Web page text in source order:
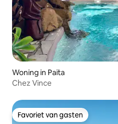
Woning in Paita
Chez Vince
Favoriet van gasten
Favoriet van gasten